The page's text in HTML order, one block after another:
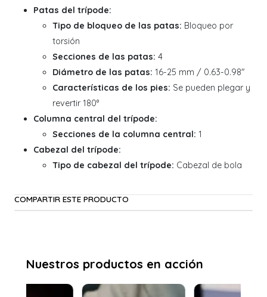
Patas del trípode:
Tipo de bloqueo de las patas: Bloqueo por
torsión
Secciones de las patas: 4
Diámetro de las patas: 16-25 mm / 0.63-0.98"
Características de los pies: Se pueden plegar y
revertir 180°
Columna central del trípode:
Secciones de la columna central: 1
Cabezal del trípode:
Tipo de cabezal del trípode: Cabezal de bola
COMPARTIR ESTE PRODUCTO